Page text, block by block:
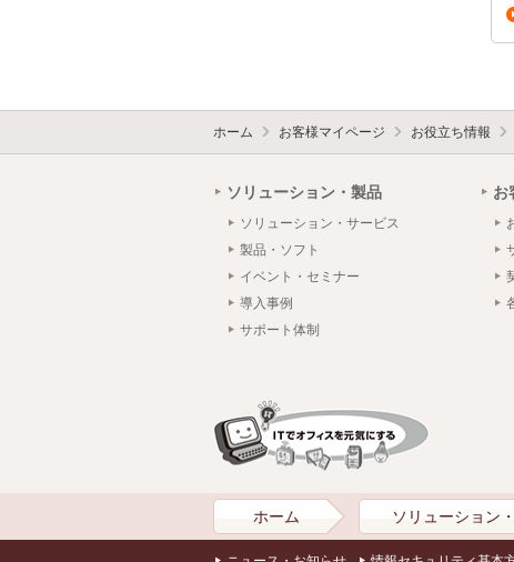
ホーム お客様マイページ お役立ち情報
ソリューション・製品
ソリューション・サービス
製品・ソフト
イベント・セミナー
導入事例
サポート体制
お
ホーム ソリューション